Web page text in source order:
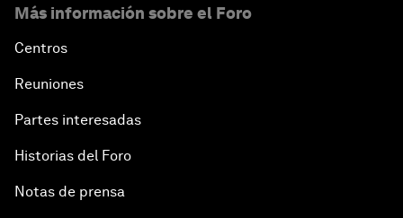
Más información sobre el Foro
Centros
Reuniones
Partes interesadas
Historias del Foro
Notas de prensa